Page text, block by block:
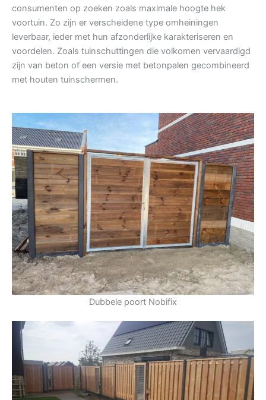
consumenten op zoeken zoals maximale hoogte hek
voortuin. Zo zijn er verscheidene type omheiningen
leverbaar, ieder met hun afzonderlijke karakteriseren en
voordelen. Zoals tuinschuttingen die volkomen vervaardigd
zijn van beton of een versie met betonpalen gecombineerd
met houten tuinschermen.
Dubbele poort Nobifix